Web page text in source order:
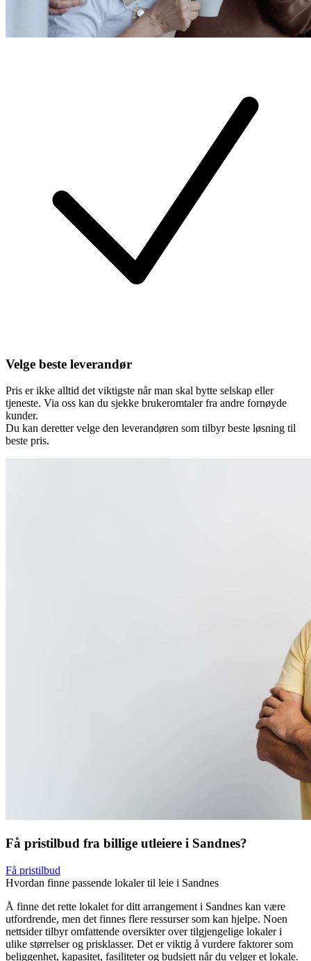
Velge beste leverandør
Pris er ikke alltid det viktigste når man skal bytte selskap eller
tjeneste. Via oss kan du sjekke brukeromtaler fra andre fornøyde
kunder.
Du kan deretter velge den leverandøren som tilbyr beste løsning til
beste pris.
Få pristilbud fra billige utleiere i Sandnes?
Få pristilbud
Hvordan finne passende lokaler til leie i Sandnes
Å finne det rette lokalet for ditt arrangement i Sandnes kan være
utfordrende, men det finnes flere ressurser som kan hjelpe. Noen
nettsider tilbyr omfattende oversikter over tilgjengelige lokaler i
ulike størrelser og prisklasser. Det er viktig å vurdere faktorer som
beliggenhet, kapasitet, fasiliteter og budsjett når du velger et lokale.